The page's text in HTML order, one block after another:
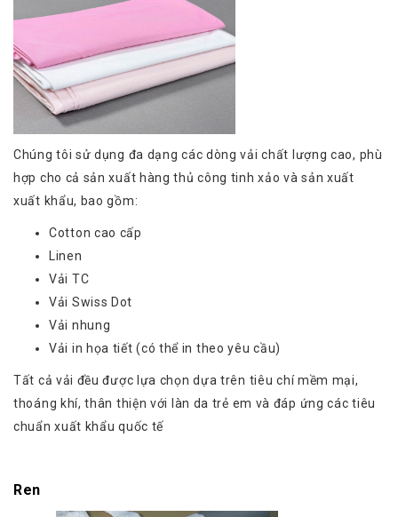
Chúng tôi sử dụng đa dạng các dòng vải chất lượng cao, phù
hợp cho cả sản xuất hàng thủ công tinh xảo và sản xuất
xuất khẩu, bao gồm:
Cotton cao cấp
Linen
Vải TC
Vải Swiss Dot
Vải nhung
Vải in họa tiết (có thể in theo yêu cầu)
Tất cả vải đều được lựa chọn dựa trên tiêu chí mềm mại,
thoáng khí, thân thiện với làn da trẻ em và đáp ứng các tiêu
chuẩn xuất khẩu quốc tế
Ren